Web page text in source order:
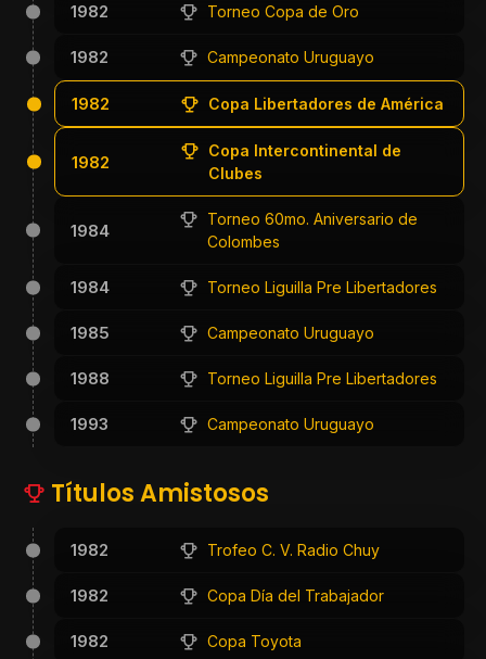
1982 Torneo Copa de Oro
1982 Campeonato Uruguayo
1982 Copa Libertadores de América
1982
Copa Intercontinental de
Clubes
1984
Torneo 60mo. Aniversario de
Colombes
1984 Torneo Liguilla Pre Libertadores
1985 Campeonato Uruguayo
1988 Torneo Liguilla Pre Libertadores
1993 Campeonato Uruguayo
Títulos Amistosos
1982 Trofeo C. V. Radio Chuy
1982 Copa Día del Trabajador
1982 Copa Toyota